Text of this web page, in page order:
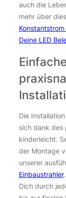
auch die
mehr über
Deine LED
Die
sich dank des
kinderleicht.
der Montage
unserer
Einbaustrahler
Dich durch